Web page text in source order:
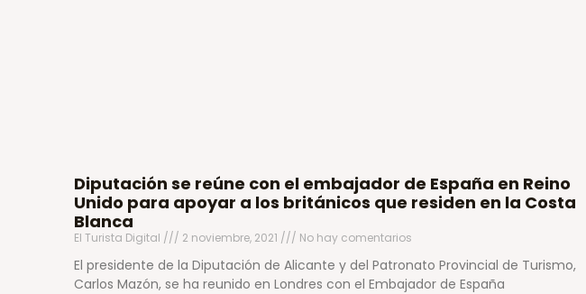
Diputación se reúne con el embajador de España en Reino
Unido para apoyar a los británicos que residen en la Costa
Blanca
El Turista Digital 2 noviembre, 2021 No hay comentarios
El presidente de la Diputación de Alicante y del Patronato Provincial de Turismo,
Carlos Mazón, se ha reunido en Londres con el Embajador de España